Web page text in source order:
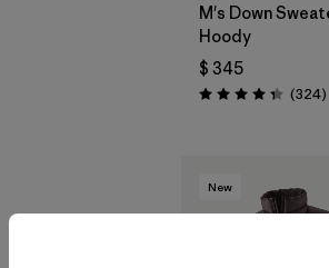
M's Down
Hoody
$ 345
Valoración: 4.4 / 5
(324)
New